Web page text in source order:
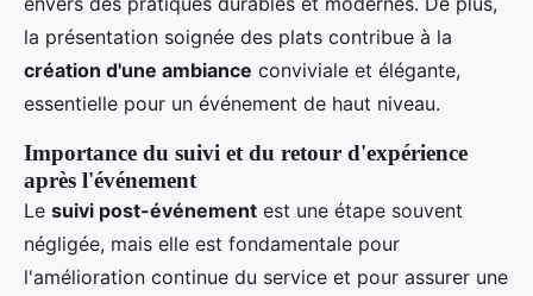
la présentation soignée des plats contribue à la
création d'une ambiance conviviale et élégante,
essentielle pour un événement de haut niveau.
Importance du suivi et du retour d'expérience
après l'événement
Le suivi post-événement est une étape souvent
négligée, mais elle est fondamentale pour
l'amélioration continue du service et pour assurer une